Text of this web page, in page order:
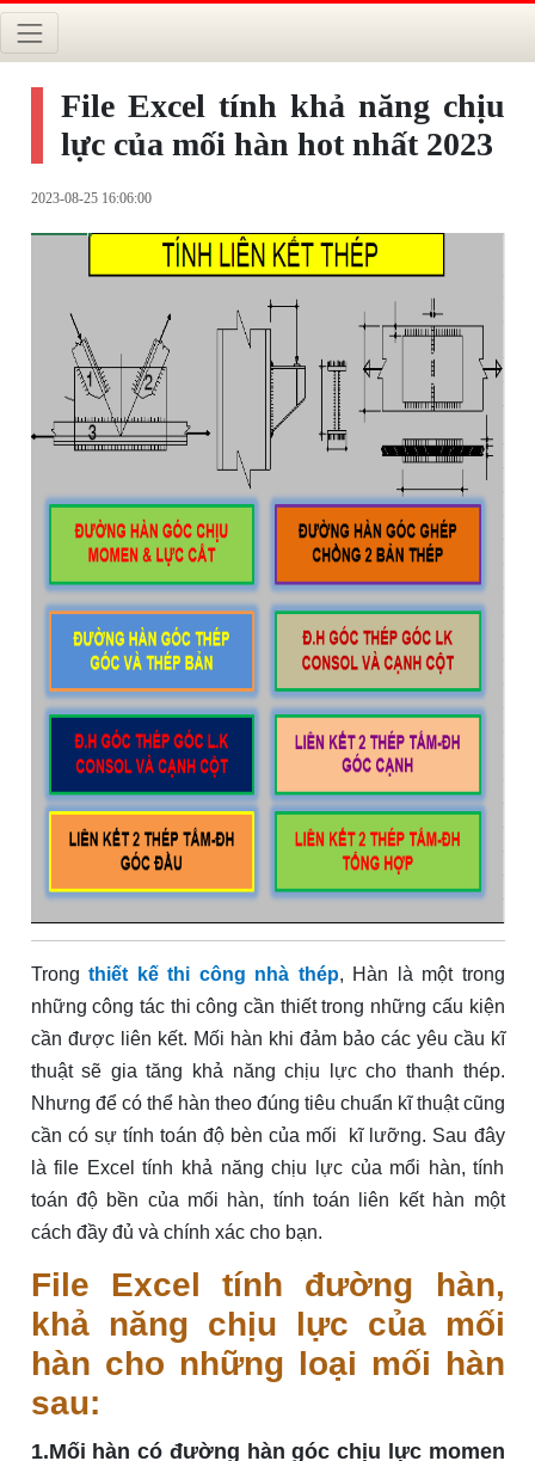
File Excel tính khả năng chịu
lực của mối hàn hot nhất 2023
2023-08-25 16:06:00
Trong thiết kế thi công nhà thép, Hàn là một trong
những công tác thi công cần thiết trong những cấu kiện
cần được liên kết. Mối hàn khi đảm bảo các yêu cầu kĩ
thuật sẽ gia tăng khả năng chịu lực cho thanh thép.
Nhưng để có thể hàn theo đúng tiêu chuẩn kĩ thuật cũng
cần có sự tính toán độ bèn của mối kĩ lưỡng. Sau đây
là file Excel tính khả năng chịu lực của mổi hàn, tính
toán độ bền của mối hàn, tính toán liên kết hàn một
cách đầy đủ và chính xác cho bạn.
File Excel tính đường hàn,
khả năng chịu lực của mối
hàn cho những loại mối hàn
sau:
1.Mối hàn có đường hàn góc chịu lực momen